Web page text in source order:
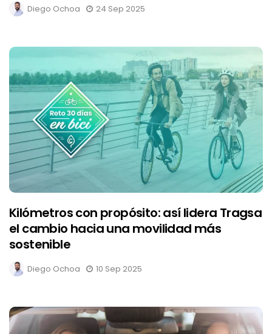
Diego Ochoa 24 Sep 2025
Kilómetros con propósito: así lidera Tragsa
el cambio hacia una movilidad más
sostenible
Diego Ochoa 10 Sep 2025